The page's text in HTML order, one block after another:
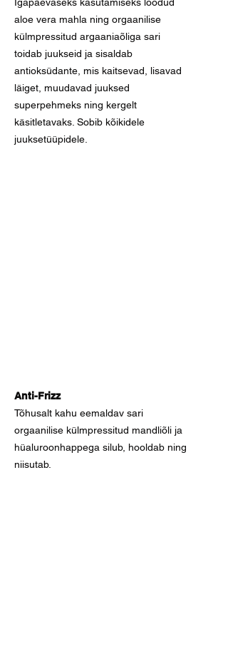
aloe vera mahla ning orgaanilise
külmpressitud argaaniaõliga sari
toidab juukseid ja sisaldab
antioksüdante, mis kaitsevad, lisavad
läiget, muudavad juuksed
superpehmeks ning kergelt
käsitletavaks. Sobib kõikidele
juuksetüüpidele.
Anti-Frizz
Tõhusalt kahu eemaldav sari
orgaanilise külmpressitud mandliõli ja
hüaluroonhappega silub, hooldab ning
niisutab.